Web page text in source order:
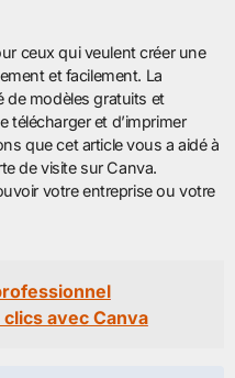
ceux qui veulent créer une
et facilement. La
de modèles gratuits et
télécharger et d’imprimer
que cet article vous a aidé à
de visite sur Canva.
votre entreprise ou votre
avec Canva